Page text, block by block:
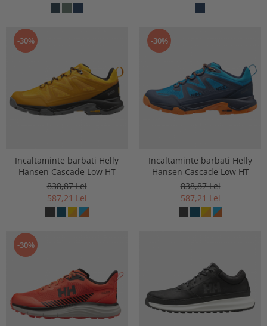
-30%
Incaltaminte barbati Helly
Hansen Cascade Low HT
838,87 Lei
587,21 Lei
-30%
Incaltaminte barbati Helly
Hansen Cascade Low HT
838,87 Lei
587,21 Lei
-30%